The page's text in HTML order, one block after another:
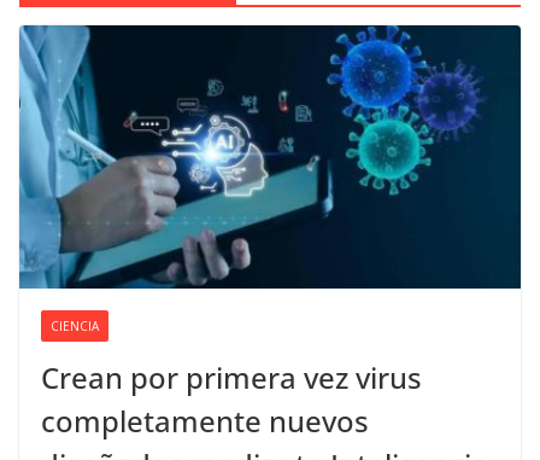
CIENCIA
Crean por primera vez virus
completamente nuevos